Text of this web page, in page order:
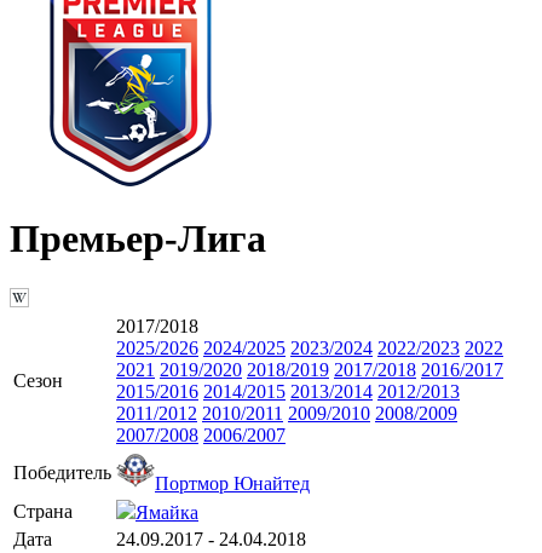
Премьер-Лига
Сезон
2017/2018
2025/2026 2024/2025 2023/2024 2022/2023 2022
2021 2019/2020 2018/2019 2017/2018 2016/2017
2015/2016 2014/2015 2013/2014 2012/2013
2011/2012 2010/2011 2009/2010 2008/2009
2007/2008 2006/2007
Победитель
Портмор Юнайтед
Страна
Ямайка
Дата
24.09.2017 - 24.04.2018